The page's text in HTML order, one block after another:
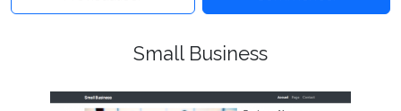
Small Business